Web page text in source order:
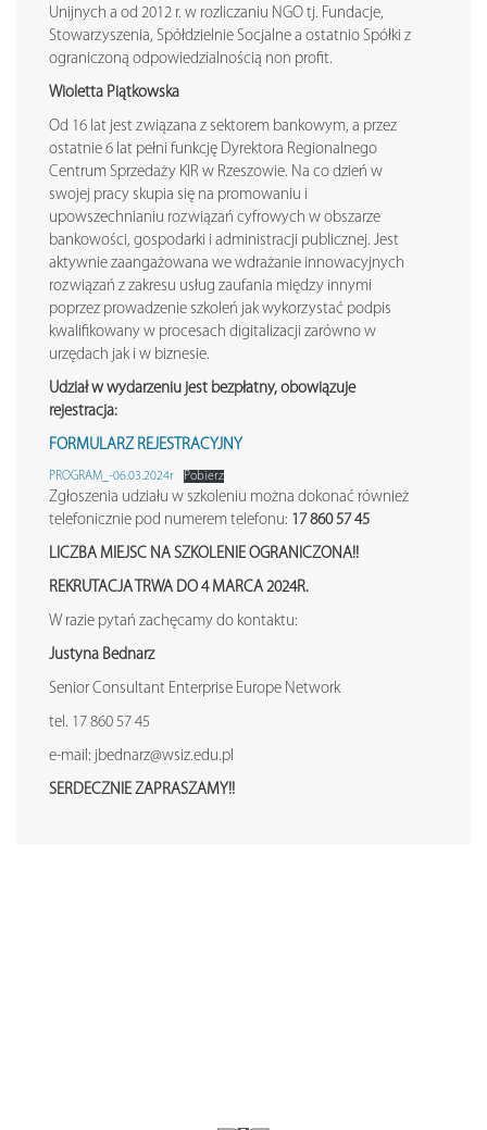
Unijnych a od 2012 r. w rozliczaniu NGO tj. Fundacje,
Stowarzyszenia, Spółdzielnie Socjalne a ostatnio Spółki z
ograniczoną odpowiedzialnością non profit.
Wioletta Piątkowska
Od 16 lat jest związana z sektorem bankowym, a przez
ostatnie 6 lat pełni funkcję Dyrektora Regionalnego
Centrum Sprzedaży KIR w Rzeszowie. Na co dzień w
swojej pracy skupia się na promowaniu i
upowszechnianiu rozwiązań cyfrowych w obszarze
bankowości, gospodarki i administracji publicznej. Jest
aktywnie zaangażowana we wdrażanie innowacyjnych
rozwiązań z zakresu usług zaufania między innymi
poprzez prowadzenie szkoleń jak wykorzystać podpis
kwalifikowany w procesach digitalizacji zarówno w
urzędach jak i w biznesie.
Udział w wydarzeniu jest bezpłatny, obowiązuje
rejestracja:
FORMULARZ REJESTRACYJNY
PROGRAM_-06.03.2024r Pobierz
Zgłoszenia udziału w szkoleniu można dokonać również
telefonicznie pod numerem telefonu: 17 860 57 45
LICZBA MIEJSC NA SZKOLENIE OGRANICZONA!!
REKRUTACJA TRWA DO 4 MARCA 2024R.
W razie pytań zachęcamy do kontaktu:
Justyna Bednarz
Senior Consultant Enterprise Europe Network
tel. 17 860 57 45
e-mail: jbednarz@wsiz.edu.pl
SERDECZNIE ZAPRASZAMY!!